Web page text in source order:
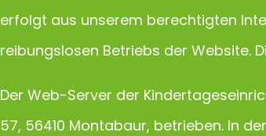
erfolgt aus unserem berechtigten
reibungslosen Betriebs der Website.
Der Web-Server der
57, 56410 Montabaur, betrieben. In